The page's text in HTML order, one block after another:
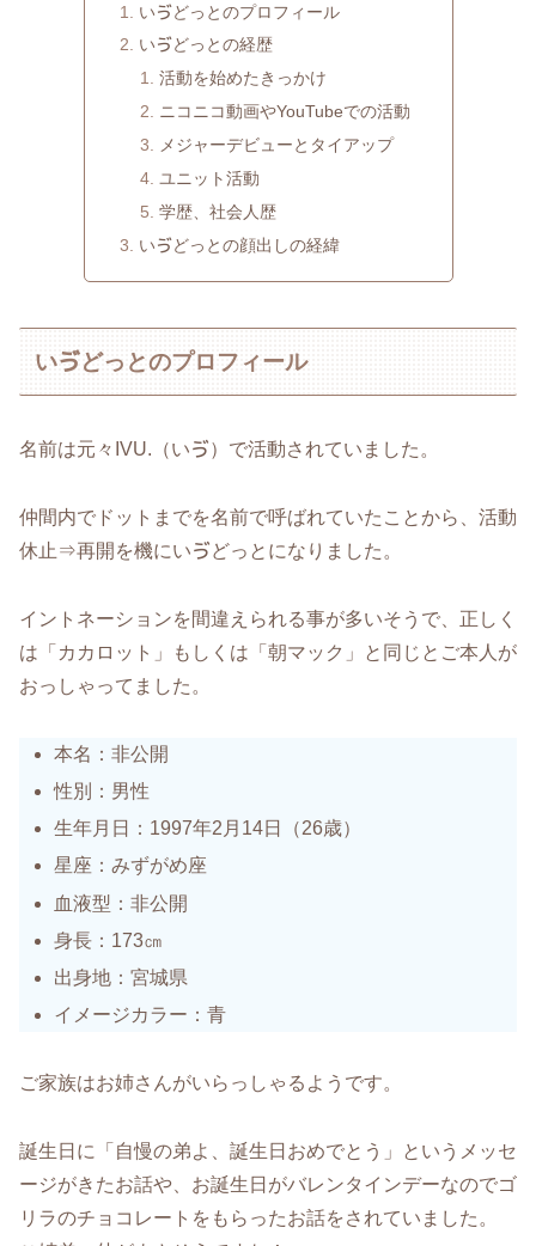
いゔどっとのプロフィール
いゔどっとの経歴
活動を始めたきっかけ
ニコニコ動画やYouTubeでの活動
メジャーデビューとタイアップ
ユニット活動
学歴、社会人歴
いゔどっとの顔出しの経緯
いゔどっとのプロフィール
名前は元々IVU.（いゔ）で活動されていました。
仲間内でドットまでを名前で呼ばれていたことから、活動
休止⇒再開を機にいゔどっとになりました。
イントネーションを間違えられる事が多いそうで、正しく
は「カカロット」もしくは「朝マック」と同じとご本人が
おっしゃってました。
本名：非公開
性別：男性
生年月日：1997年2月14日（26歳）
星座：みずがめ座
血液型：非公開
身長：173㎝
出身地：宮城県
イメージカラー：青
ご家族はお姉さんがいらっしゃるようです。
誕生日に「自慢の弟よ、誕生日おめでとう」というメッセ
ージがきたお話や、お誕生日がバレンタインデーなのでゴ
リラのチョコレートをもらったお話をされていました。